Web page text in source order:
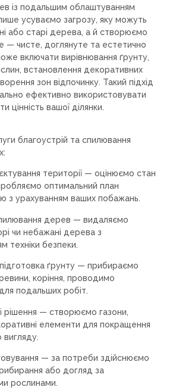
із подальшим облаштуванням
усуваємо загрозу, яку можуть
або старі дерева, а й створюємо
чисте, доглянуте та естетично
включати вирівнювання ґрунту,
встановлення декоративних
зон відпочинку. Такий підхід
ефективно використовувати
цінність вашої ділянки.
благоустрій та спилювання
території — оцінюємо стан
оптимальний план
з урахуванням ваших побажань.
дерев — видаляємо
чи небажані дерева з
техніки безпеки.
ґрунту — прибираємо
коріння, проводимо
подальших робіт.
рішення — створюємо газони,
елементи для покращення
вигляду.
— за потреби здійснюємо
або догляд за
рослинами.